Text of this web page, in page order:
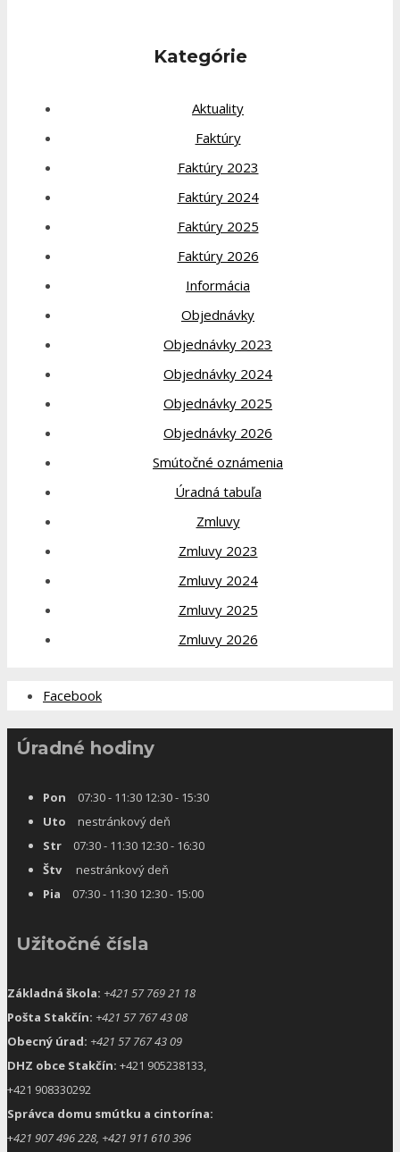
Kategórie
Aktuality
Faktúry
Faktúry 2023
Faktúry 2024
Faktúry 2025
Faktúry 2026
Informácia
Objednávky
Objednávky 2023
Objednávky 2024
Objednávky 2025
Objednávky 2026
Smútočné oznámenia
Úradná tabuľa
Zmluvy
Zmluvy 2023
Zmluvy 2024
Zmluvy 2025
Zmluvy 2026
Facebook
Úradné hodiny
Pon 07:30 - 11:30 12:30 - 15:30
Uto nestránkový deň
Str 07:30 - 11:30 12:30 - 16:30
Štvnestránkový deň
Pia 07:30 - 11:30 12:30 - 15:00
Užitočné čísla
Základná škola: +421 57 769 21 18
Pošta Stakčín: +421 57 767 43 08
Obecný úrad: +421 57 767 43 09
DHZ obce Stakčín: +421 905238133,
+421 908330292
Správca domu smútku a cintorína:
+421 907 496 228, +421 911 610 396